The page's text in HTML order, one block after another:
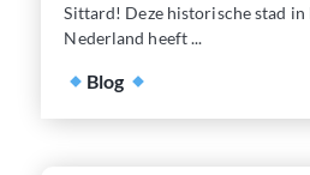
Sittard! Deze historische stad in
Nederland heeft ...
Blog